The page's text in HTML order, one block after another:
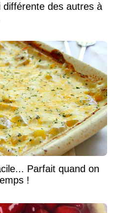
des autres à
Parfait quand on
!